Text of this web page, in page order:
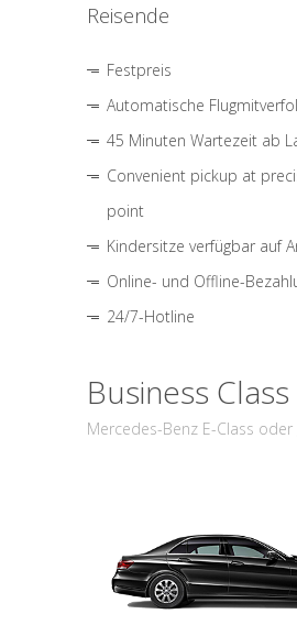
Reisende
Festpreis
Automatische
45 Minuten Wartezeit ab
Convenient pickup at
point
Kindersitze verfügbar auf
Online- und Offline-
24/7-Hotline
Business Class
Mercedes-Benz E-Class oder